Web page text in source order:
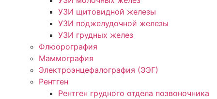
УЗИ щитовидной железы
УЗИ поджелудочной железы
УЗИ грудных желез
Флюорография
Маммография
Электроэнцефалография (ЭЭГ)
Рентген
Рентген грудного отдела позвоночника